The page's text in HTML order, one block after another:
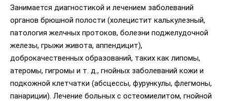
Занимается диагностикой и лечением заболеваний
органов брюшной полости (холецистит калькулезный,
патология желчных протоков, болезни поджелудочной
железы, грыжи живота, аппендицит),
доброкачественных образований, таких как липомы,
атеромы, гигромы и т. д., гнойных заболеваний кожи и
подкожной клетчатки (абсцессы, фурункулы, флегмоны,
панариции). Лечение больных с остеомиелитом, гнойной